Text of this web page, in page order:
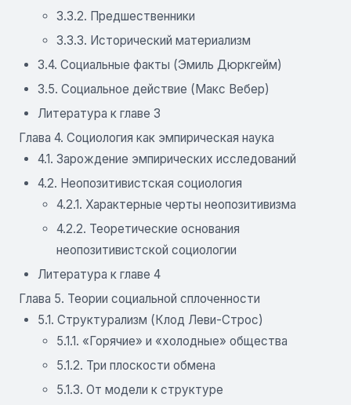
3.3.2. Предшественники
3.3.3. Исторический материализм
3.4. Социальные факты (Эмиль Дюркгейм)
3.5. Социальное действие (Макс Вебер)
Литература к главе 3
Глава 4. Социология как эмпирическая наука
4.1. Зарождение эмпирических исследований
4.2. Неопозитивистская социология
4.2.1. Характерные черты неопозитивизма
4.2.2. Теоретические основания
неопозитивистской социологии
Литература к главе 4
Глава 5. Теории социальной сплоченности
5.1. Структурализм (Клод Леви-Строс)
5.1.1. «Горячие» и «холодные» общества
5.1.2. Три плоскости обмена
5.1.3. От модели к структуре